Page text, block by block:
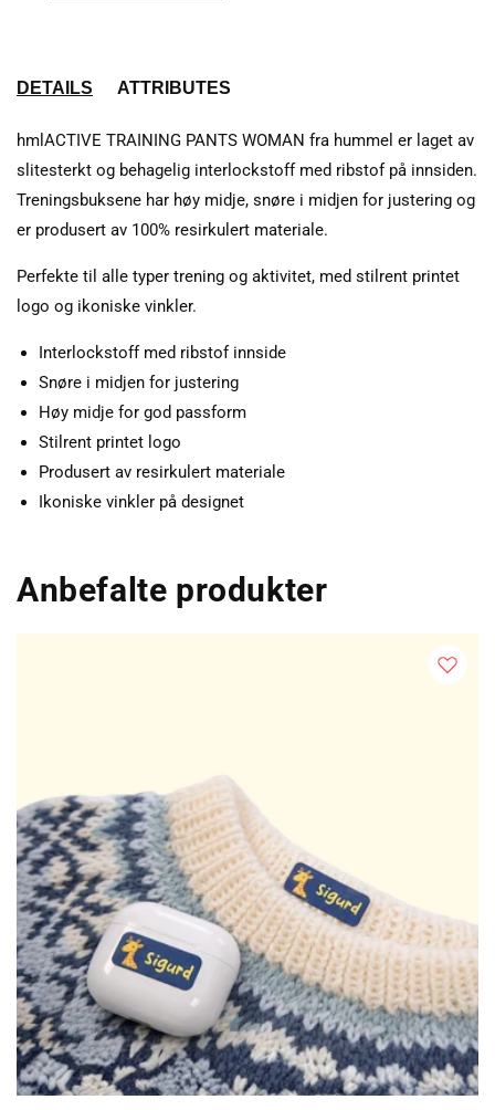
DETAILS ATTRIBUTES
hmlACTIVE TRAINING PANTS WOMAN fra hummel er laget av
slitesterkt og behagelig interlockstoff med ribstof på innsiden.
Treningsbuksene har høy midje, snøre i midjen for justering og
er produsert av 100% resirkulert materiale.
Perfekte til alle typer trening og aktivitet, med stilrent printet
logo og ikoniske vinkler.
Interlockstoff med ribstof innside
Snøre i midjen for justering
Høy midje for god passform
Stilrent printet logo
Produsert av resirkulert materiale
Ikoniske vinkler på designet
Anbefalte produkter